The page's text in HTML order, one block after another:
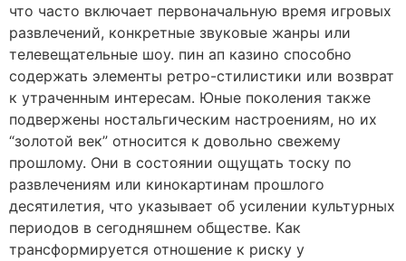
что часто включает первоначальную время игровых
развлечений, конкретные звуковые жанры или
телевещательные шоу. пин ап казино способно
содержать элементы ретро-стилистики или возврат
к утраченным интересам. Юные поколения также
подвержены ностальгическим настроениям, но их
“золотой век” относится к довольно свежему
прошлому. Они в состоянии ощущать тоску по
развлечениям или кинокартинам прошлого
десятилетия, что указывает об усилении культурных
периодов в сегодняшнем обществе. Как
трансформируется отношение к риску у